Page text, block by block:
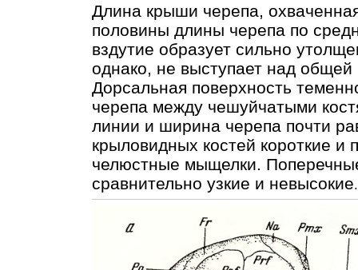
Длина крыши черепа,
половины длины черепа по
вздутие образует сильно
однако, не выступает над
Дорсальная поверхность
черепа между чешуйчатыми
линии и ширина черепа почти
крыловидных костей короткие и
челюстные мыщелки.
сравнительно узкие и невысокие.